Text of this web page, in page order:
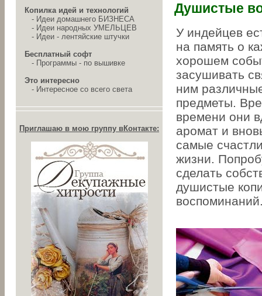
Копилка идей и технологий
- Идеи домашнего БИЗНЕСА
- Идеи народных УМЕЛЬЦЕВ
- Идеи - лентяйские штучки
Бесплатный софт
- Программы - по вышивке
Это интересно
- Интересное со всего света
Приглашаю в мою группу вКонтакте:
Душистые
У индейцев
на память о
хорошем
засушивать
ним
предметы.
времени они
аромат и
самые
жизни.
сделать
душистые